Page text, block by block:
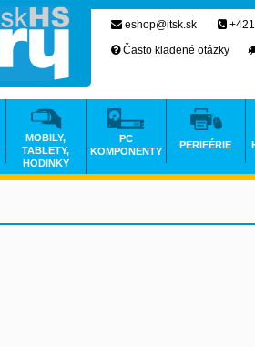
eshop@itsk.sk
Často kladené otázky
MOBILY,
TABLETY,
HODINKY
PC
KOMPONENTY
PERIFÉRIE